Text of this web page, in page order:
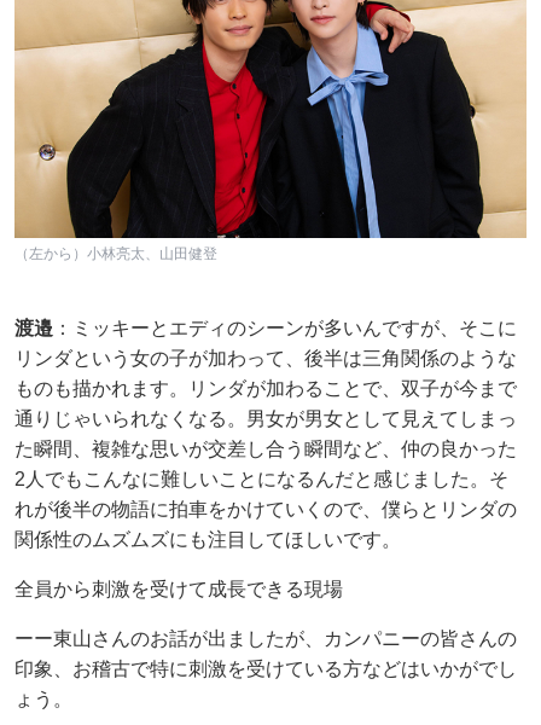
（左から）小林亮太、山田健登
渡邉​ ：ミッキーとエディのシーンが多いんですが、そこに
リンダという女の子が加わって、後半は三角関係のような
ものも描かれます。リンダが加わることで、双子が今まで
通りじゃいられなくなる。男女が男女として見えてしまっ
た瞬間、複雑な思いが交差し合う瞬間など、仲の良かった
2人でもこんなに難しいことになるんだと感じました。そ
れが後半の物語に拍車をかけていくので、僕らとリンダの
関係性のムズムズにも注目してほしいです。
全員から刺激を受けて成長できる現場
ーー東山さんのお話が出ましたが、カンパニーの皆さんの
印象、お稽古で特に刺激を受けている方などはいかがでし
ょう。